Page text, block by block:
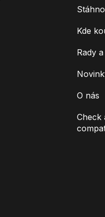
Kde
Rady
O nás
Check